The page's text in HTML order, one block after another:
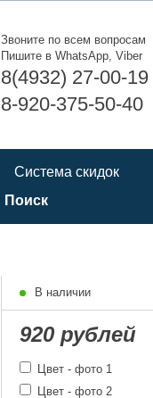
Звоните по всем вопросам
Пишите в WhatsApp, Viber
8(4932) 27-00-19
8-920-375-50-40
Система скидок
Поиск
В наличии
920 рублей
Цвет - фото 1
Цвет - фото 2